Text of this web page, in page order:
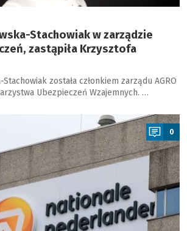
Stachowiak w zarządzie
zastąpiła Krzysztofa
została członkiem zarządu AGRO
Ubezpieczeń Wzajemnych. …
0